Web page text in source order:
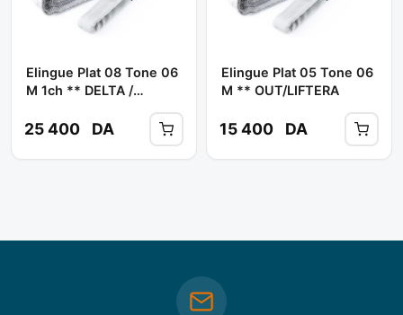
Elingue Plat 08 Tone 06
M 1ch ** DELTA /
25 400 DA
Elingue Plat 05 Tone 06
M ** OUT/LIFTERA
15 400 DA